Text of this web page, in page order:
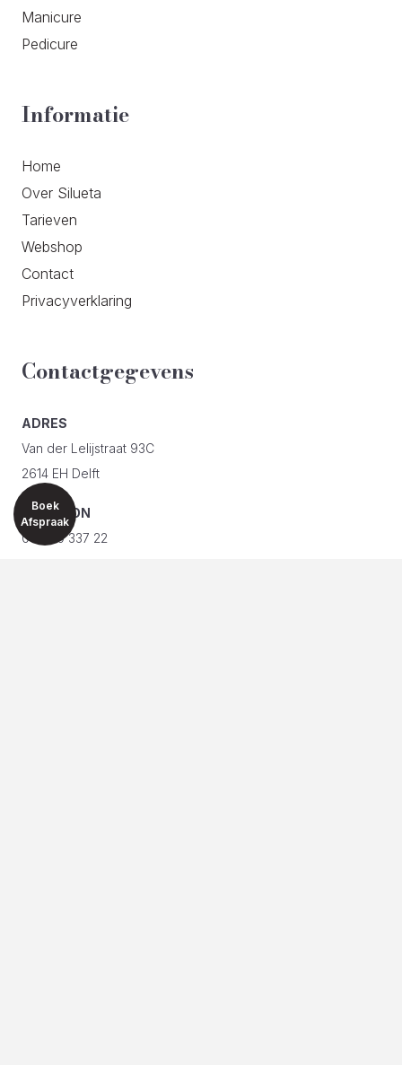
Manicure
Pedicure
Informatie
Home
Over Silueta
Tarieven
Webshop
Contact
Privacyverklaring
Contactgegevens
ADRES
Van der Lelijstraat 93C
2614 EH Delft
TELEFOON
06 200 337 22
Boek
Afspraak